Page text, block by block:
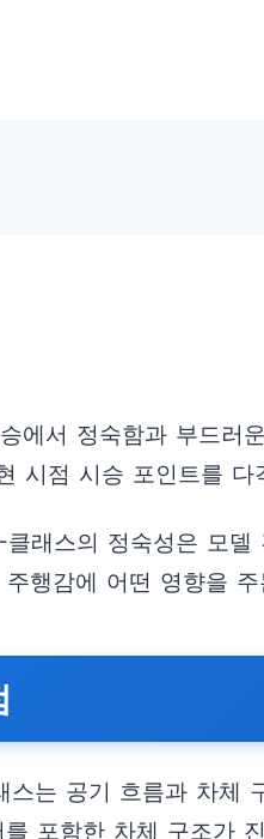
에서 정숙함과 부드러
시점 시승 포인트를 다
래스의 정숙성은 모
행감에 어떤 영향을
는 공기 흐름과 차체
포함한 차체 구조가